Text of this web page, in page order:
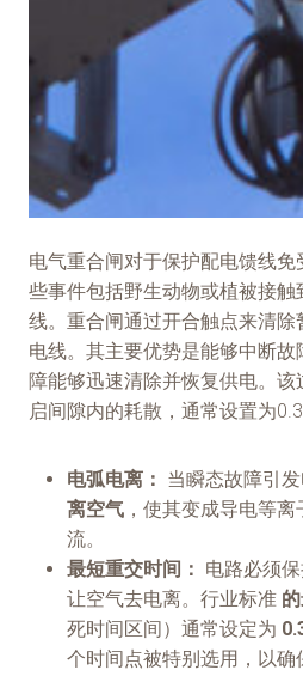
电气重合闸对于保护配电馈线
些事件包括野生动物或植被接
线。重合闸通过开合触点来清
电线。其主要优势是能够中断
障能够迅速清除并恢复供电。
启间隙内的耗散，通常设置为
电弧电离： 当瞬态故障引
离空气 ，使其变成导电等
流。
最短重交时间： 电路必须
让空气去电离。行业标准
死时间区间）通常设定为
个时间点被特别选用，以